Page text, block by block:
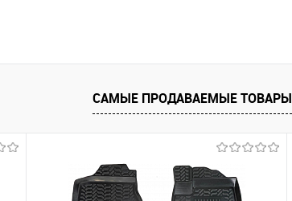
Купить в 1 клик
Сравнение
В избранное
Под заказ
САМЫЕ ПРОДАВАЕМЫЕ ТОВАРЫ